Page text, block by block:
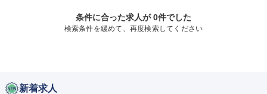
条件に合った求人が 0件でした
検索条件を緩めて、再度検索してください
新着求人